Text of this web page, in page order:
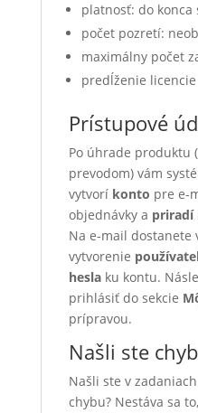
platnosť: do konca
počet pozretí:
maximálny počet
predĺženie
Prístupové
Po úhrade produktu
prevodom) vám
vytvorí konto pre e-
objednávky a priradí
Na e-mail dostanete
vytvorenie
hesla ku kontu.
prihlásiť do sekcie
prípravou.
Našli ste
Našli ste v
chybu? Nestáva sa